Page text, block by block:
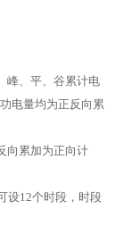
峰、平、谷累计电
电量均为正反向累
向累加为正向计
设12个时段，时段